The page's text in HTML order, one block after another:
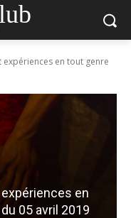
expériences en tout genre
en
05 avril 2019